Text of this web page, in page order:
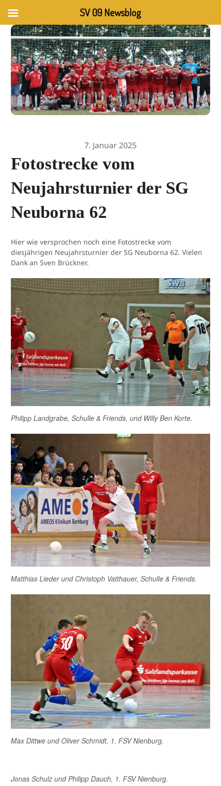
7. Januar 2025
Fotostrecke vom
Neujahrsturnier der SG
Neuborna 62
Hier wie versprochen noch eine Fotostrecke vom
diesjährigen Neujahrsturnier der SG Neuborna 62. Vielen
Dank an Sven Brückner.
Philipp Landgrabe, Schulle & Friends, und Willy Ben Korte.
Matthias Lieder und Christoph Vatthauer, Schulle & Friends.
Max Dittwe und Oliver Schmidt, 1. FSV Nienburg.
Jonas Schulz und Philipp Dauch, 1. FSV Nienburg.
SV 09 Newsblog